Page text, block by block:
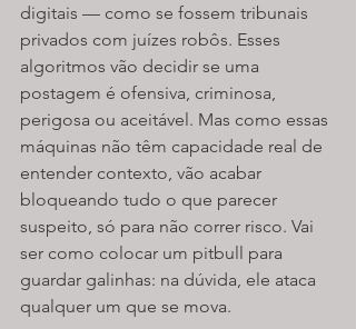
digitais — como se fossem tribunais
privados com juízes robôs. Esses
algoritmos vão decidir se uma
postagem é ofensiva, criminosa,
perigosa ou aceitável. Mas como essas
máquinas não têm capacidade real de
entender contexto, vão acabar
bloqueando tudo o que parecer
suspeito, só para não correr risco. Vai
ser como colocar um pitbull para
guardar galinhas: na dúvida, ele ataca
qualquer um que se mova.